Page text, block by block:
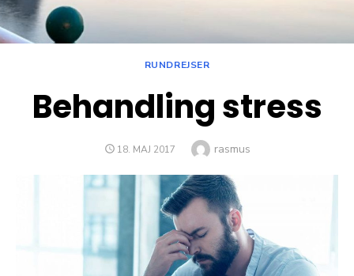
RUNDREJSER
Behandling stress
POSTED
18. MAJ 2017 Author
rasmus